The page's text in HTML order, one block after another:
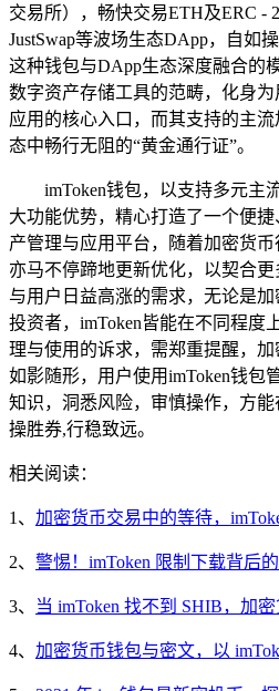
交易所），畅快交易ETH及ERC -
JustSwap等波场生态DApp，自如
这种钱包与DApp生态深度融合的
数字资产存储工具的范畴，化身
应用的核心入口，而其支持的主
态中畅行无阻的“黄金通行证”。
imToken钱包，以支持多元主
大功能优势，精心打造了一个便
产管理与应用平台，随着加密货币
亦马不停蹄地更新优化，以契合
与用户日益高涨的需求，无论是
投资者，imToken皆能在不同程度
理与使用的诉求，需郑重提醒，
如影随形，用户使用imToken钱包
知识，洞悉风险，审慎操作，方
操胜券,行稳致远。
相关阅读：
1、 加密货币交易中的等待，
2、 警惕！imToken 限制下载背后
3、 当 imToken 找不到 SHIB，加
4、 加密货币钱包与密文，以